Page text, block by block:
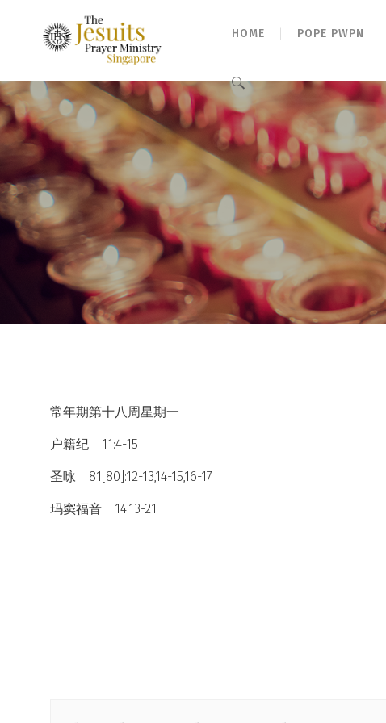
HOME POPE PWPN
Search
for:
常年期第十八周星期一
户籍纪 11:4-15
圣咏 81[80]:12-13,14-15,16-17
玛窦福音 14:13-21